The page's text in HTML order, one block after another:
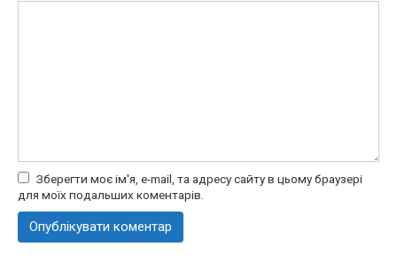
Зберегти моє ім'я, e-mail, та адресу сайту в цьому браузері
для моїх подальших коментарів.